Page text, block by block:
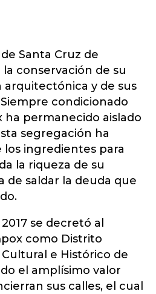
Santa Cruz de
conservación de su
arquitectónica y de sus
condicionado
ha permanecido aislado
segregación ha
ingredientes para
la riqueza de su
de saldar la deuda que
se decretó al
como Distrito
e Histórico de
el amplísimo valor
sus calles, el cual